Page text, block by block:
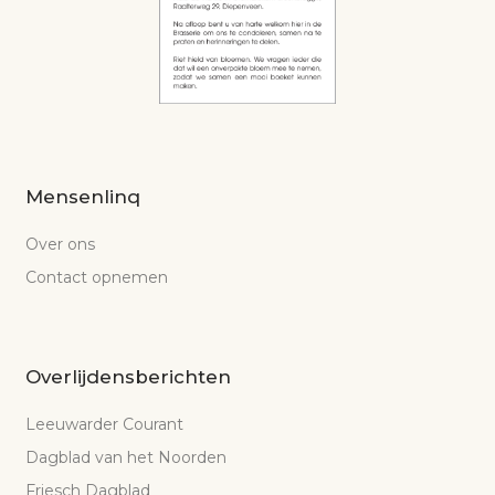
Mensenlinq
Over ons
Contact opnemen
Overlijdensberichten
Leeuwarder Courant
Dagblad van het Noorden
Friesch Dagblad